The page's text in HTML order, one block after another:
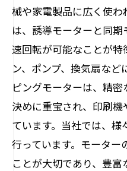
械や家電製品に広く使わ
は、誘導モーターと同
速回転が可能なことが
ン、ポンプ、換気扇など
ピングモーターは、精
決めに重宝され、印刷
ています。当社では、
行っています。モーター
ことが大切であり、豊